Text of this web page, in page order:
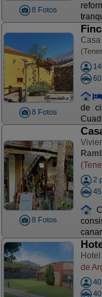
8 Fotos
8 Fotos
Casa
de
8 Fotos
2
de